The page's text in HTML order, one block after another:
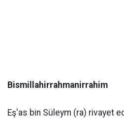
Bismillahirrahmanirrahim
Eş'as bin Süleym (ra) rivayet